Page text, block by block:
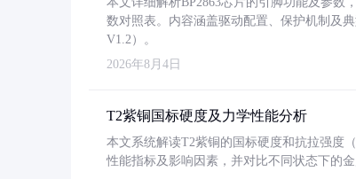
数对照表。内容涵盖驱动配置、保护机制及
V1.2）。
2026年8月4日
T2紫铜国标硬度及力学性能分析
本文系统解读T2紫铜的国标硬度和抗拉强度
性能指标及影响因素，并对比不同状态下的